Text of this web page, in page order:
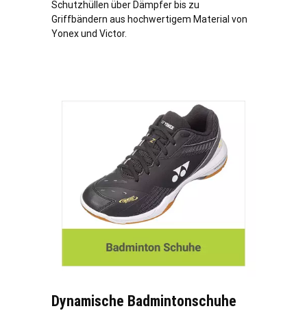
Schutzhüllen über Dämpfer bis zu
Griffbändern aus hochwertigem Material von
Yonex und Victor.
Dynamische Badmintonschuhe